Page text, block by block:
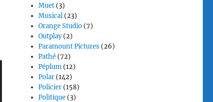
Muet (3)
Musical (23)
Orange Studio (7)
Outplay(2)
Paramount Pictures (26)
Pathé (72)
Péplum (12)
Polar (142)
Policier (158)
Politique (3)